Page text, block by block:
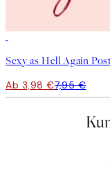
Sexy as Hell Again
Ab 3,98 €7,95 €